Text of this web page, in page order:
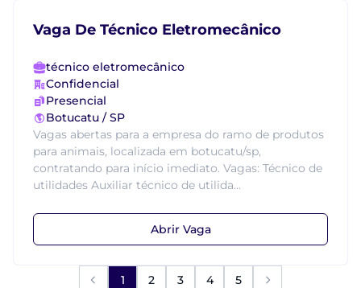
Vaga De Técnico Eletromecânico
técnico eletromecânico
Confidencial
Presencial
Botucatu / SP
Vagas abertas para a empresa do ramo de produtos
para animais, localizada em botucatu/sp,
contratando para início imediato. Vagas: Técnico de
utilidades Auxiliar técnico de utilida...
Abrir Vaga
1 2 3 4 5